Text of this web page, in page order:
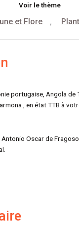
Voir le thème
et Flore ,
portugaise, Angola de
, en état TTB à
Oscar de